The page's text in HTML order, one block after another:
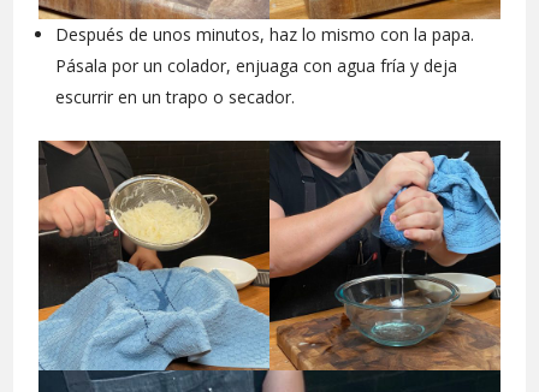
Después de unos minutos, haz lo mismo con la papa.
Pásala por un colador, enjuaga con agua fría y deja
escurrir en un trapo o secador.